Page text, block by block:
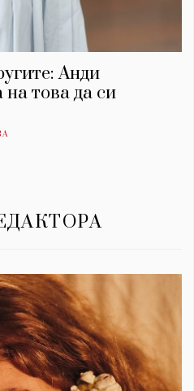
Анди
това да си